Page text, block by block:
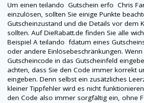
Um einenteilando Gutschein erfo Chris
einzulösen, sollten Sie einige Punkte
Gutscheinzustand und die Details vor dem
sollten. AufDieRabatt.de finden Sie alle
Beispiel Ateilando fdatum eines
oder andere Einlösebeschränkungen.
Gutscheincode in das Gutscheinfeld
achten, dass Sie den Code immer korrekt
eingeben. Denn selbst ein zusätzliches
kleiner Tippfehler wird es nicht
den Code also immer sorgfältig ein, ohne